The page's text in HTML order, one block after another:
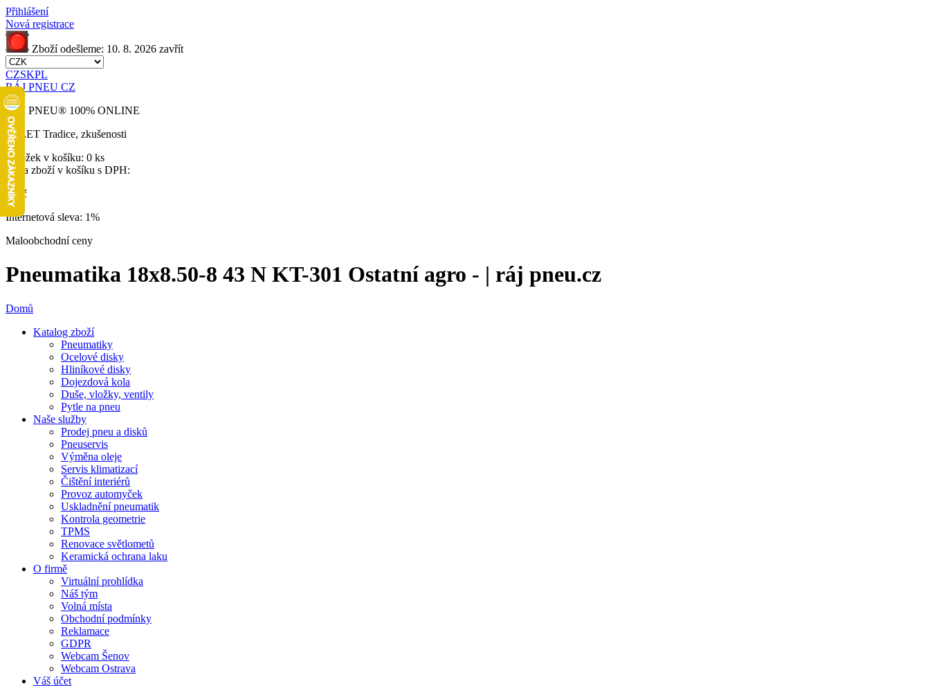
Přihlášení
Nová registrace
Zboží odešleme: 10. 8. 2026 zavřít
CZSKPL
RÁJ PNEU CZ
RÁJ PNEU® 100% ONLINE
32 LET Tradice, zkušenosti
Položek v košíku: 0 ks
Cena zboží v košíku s DPH:
0 Kč
Internetová sleva: 1%
Maloobchodní ceny
Pneumatika 18x8.50-8 43 N KT-301 Ostatní agro - | ráj pneu.cz
Domů
Katalog zboží
Pneumatiky
Ocelové disky
Hliníkové disky
Dojezdová kola
Duše, vložky, ventily
Pytle na pneu
Naše služby
Prodej pneu a disků
Pneuservis
Výměna oleje
Servis klimatizací
Čištění interiérů
Provoz automyček
Uskladnění pneumatik
Kontrola geometrie
TPMS
Renovace světlometů
Keramická ochrana laku
O firmě
Virtuální prohlídka
Náš tým
Volná místa
Obchodní podmínky
Reklamace
GDPR
Webcam Šenov
Webcam Ostrava
Váš účet